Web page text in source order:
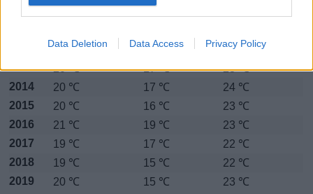
Data Deletion Data Access Privacy Policy
20 ℃ 17 ℃
23 ℃
2013
20 ℃ 17 ℃
23 ℃
2014
20 ℃ 17 ℃
24 ℃
2015
20 ℃ 16 ℃
23 ℃
2016
21 ℃ 19 ℃
23 ℃
2017
19 ℃ 17 ℃
22 ℃
2018
19 ℃ 15 ℃
22 ℃
2019
20 ℃ 15 ℃ 23 ℃